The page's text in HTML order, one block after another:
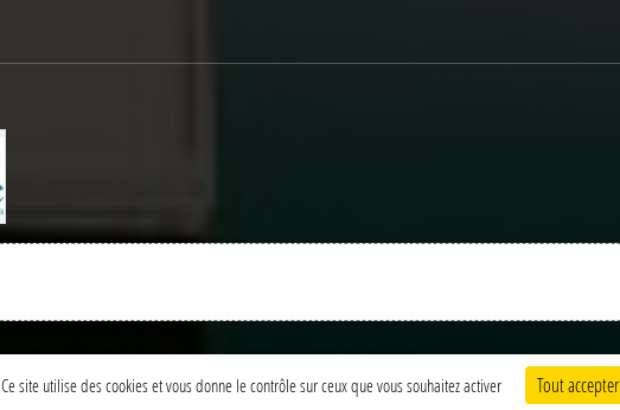
Gestion des cookies
Ce site utilise des cookies et vous donne le contrôle sur ceux que vous souhaitez activer Tout accepter